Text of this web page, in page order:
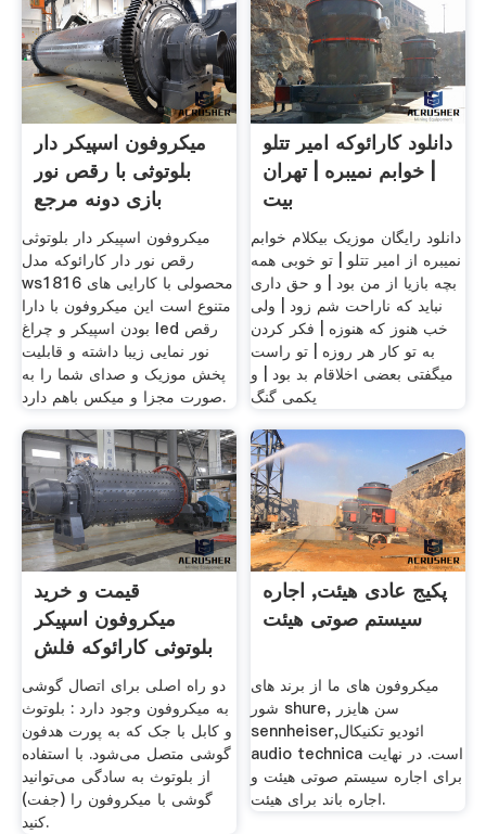
میکروفون اسپیکر دار
بلوتوثی با رقص نور
بازی دونه مرجع
میکروفون اسپیکر دار بلوتوثی
رقص نور دار کارائوکه مدل
ws1816 محصولی با کارایی های
متنوع است این میکروفون با دارا
بودن اسپیکر و چراغ led رقص
نور نمایی زیبا داشته و قابلیت
پخش موزیک و صدای شما را به
صورت مجزا و میکس باهم دارد.
دانلود کارائوکه امیر تتلو
| خوابم نمیبره | تهران
بیت
دانلود رایگان موزیک بیکلام خوابم
نمیبره از امیر تتلو | تو خوبی همه
بچه بازیا از من بود | و حق داری
نباید که ناراحت شم زود | ولی
خب هنوز که هنوزه | فکر کردن
به تو کار هر روزه | تو راست
میگفتی بعضی اخلاقام بد بود | و
یکمی گنگ
قیمت و خرید
میکروفون اسپیکر
بلوتوثی کارائوکه فلش
خور مدل 858
دو راه اصلی برای اتصال گوشی
به میکروفون وجود دارد : بلوتوث
و کابل با جک که به پورت هدفون
گوشی متصل می‌شود. با استفاده
از بلوتوث به سادگی می‌توانید
گوشی با میکروفون را (جفت)
کنید.
پکیج عادی هیئت, اجاره
سیستم صوتی هیئت
میکروفون های ما از برند های
شور shure, سن هایزر
sennheiser,ائودیو تکنیکال
audio technica است. در نهایت
برای اجاره سیستم صوتی هیئت و
اجاره باند برای هیئت.